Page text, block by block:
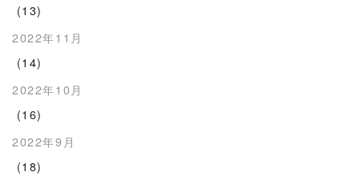
(13)
2022年11月
(14)
2022年10月
(16)
2022年9月
(18)